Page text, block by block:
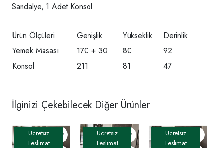
Sandalye, 1 Adet Konsol
Ürün Ölçüleri Genişlik Yükseklik
Derinlik
Yemek Masası
170 + 30 80
92
Konsol
211 81 47
İlginizi Çekebilecek Diğer Ürünler